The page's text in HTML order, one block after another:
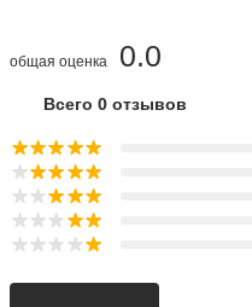
0.0
общая оценка
Всего 0 отзывов